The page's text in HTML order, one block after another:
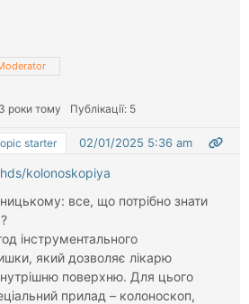
роки тому Публікації: 5
starter 02/01/2025 5:36 am
kolonoskopiya
все, що потрібно знати
інструментального
який дозволяє лікарю
поверхню. Для цього
прилад – колоноскоп,